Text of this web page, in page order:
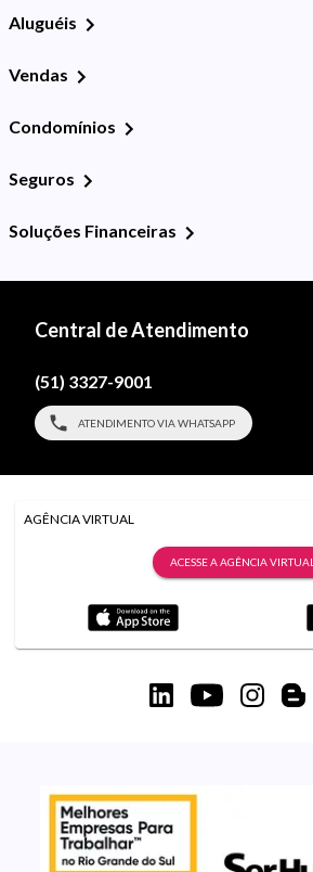
Aluguéis
Vendas
Condomínios
Seguros
Soluções Financeiras
Central de Atendimento
(51) 3327-9001
ATENDIMENTO VIA WHATSAPP
AGÊNCIA VIRTUAL
ACESSE A AGÊNCIA VIRTUAL